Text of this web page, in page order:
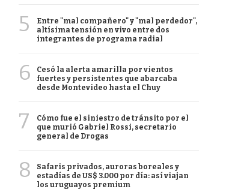
5
Entre "mal compañero" y "mal perdedor",
altísima tensión en vivo entre dos
integrantes de programa radial
6
Cesó la alerta amarilla por vientos
fuertes y persistentes que abarcaba
desde Montevideo hasta el Chuy
7
Cómo fue el siniestro de tránsito por el
que murió Gabriel Rossi, secretario
general de Drogas
8
Safaris privados, auroras boreales y
estadías de US$ 3.000 por día: así viajan
los uruguayos premium